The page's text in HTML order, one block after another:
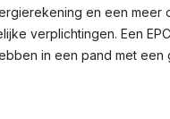
en een meer
verplichtingen. Een
in een pand met een